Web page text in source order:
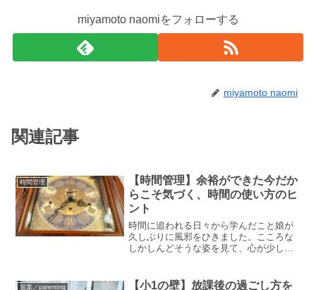
miyamoto naomiをフォローする
miyamoto naomi
関連記事
時間管理
【時間管理】余裕ができた今だか
らこそ気づく、時間の使い方のヒ
ント
時間に追われる日々から学んだこと娘が
久しぶりに風邪をひきました。こころな
しかしんどそうな姿を見て、心が少し揺
ルに組み込むかを意識しなければならな
親業／parenting
【小1の壁】放課後の過ごし方を